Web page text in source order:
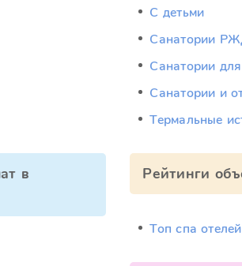
в
С детьми
Санатории
Санатории
Санатории и
Термальные
Рейтинги
Топ спа